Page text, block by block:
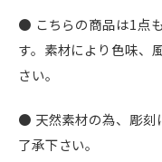
● こちらの商品は1点
す。素材により色味、
さい。
● 天然素材の為、彫刻
了承下さい。